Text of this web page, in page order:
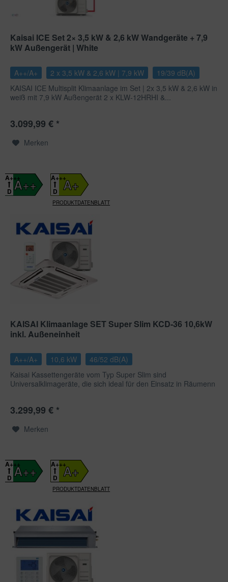
Kaisai ICE Set 2× 3,5 kW & 2,6 kW Wandgeräte + 7,9
kW Außengerät | White
A++/A+ 2 x 3,5 kW & 2,6 kW | 7,9 kW
19/39 dB(A)
KAISAI ICE Multisplit Klimaanlage im Set | 2x 3,5 kW & 2,6 kW in
weiß mit 7,9 kW Außengerät 2 x KLW-12HRHI &...
3.099,99 € *
Merken
A++
A+++
D
A+
A+++
D
PRODUKTDATENBLATT
KAISAI Klimaanlage SET Super Slim KCD-36 10,6kW
inkl. Außeneinheit
A++/A+ 10,6 kW
46/52 dB(A)
Kaisai Kassettengeräte vom Typ Super Slim sind
Universalklimageräte, die sich ideal für den Einsatz in Räumenn
3.299,99 € *
Merken
A++
A+++
D
A+
A+++
D
PRODUKTDATENBLATT